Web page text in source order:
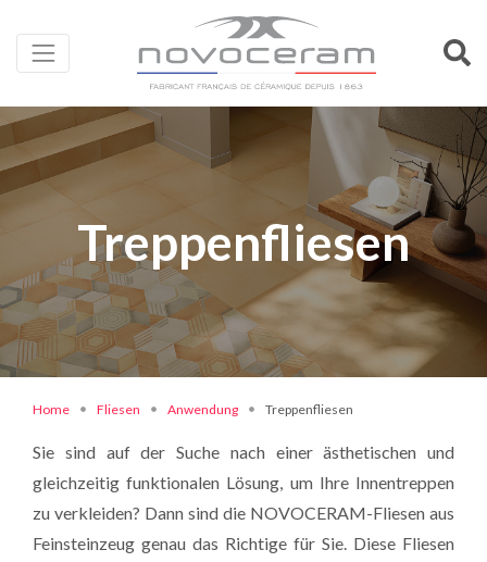
Treppenfliesen
Home Fliesen Anwendung Treppenfliesen
Sie sind auf der Suche nach einer ästhetischen und
gleichzeitig funktionalen Lösung, um Ihre Innentreppen
zu verkleiden? Dann sind die NOVOCERAM-Fliesen aus
Feinsteinzeug genau das Richtige für Sie. Diese Fliesen